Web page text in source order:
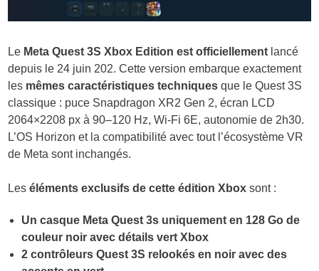
Le Meta Quest 3S Xbox Edition est officiellement lancé
depuis le 24 juin 202. Cette version embarque exactement
les mêmes caractéristiques techniques que le Quest 3S
classique : puce Snapdragon XR2 Gen 2, écran LCD
2064×2208 px à 90–120 Hz, Wi-Fi 6E, autonomie de 2h30.
L’OS Horizon et la compatibilité avec tout l’écosystème VR
de Meta sont inchangés.
Leséléments exclusifs de cette édition Xbox sont :
Un casque Meta Quest 3s uniquement en 128 Go de
couleur noir avec détails vert Xbox
2 contrôleurs Quest 3S relookés en noir avec des